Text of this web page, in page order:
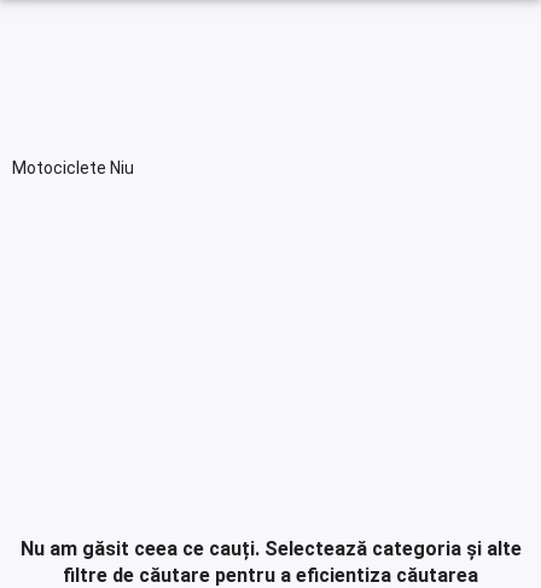
Motociclete Niu
Nu am găsit ceea ce cauți. Selectează categoria și alte
filtre de căutare pentru a eficientiza căutarea